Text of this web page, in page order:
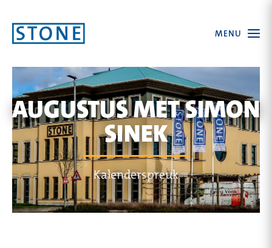
Ga
naar
Open
the
MENU
AUGUSTUS MET SIMON
SINEK
Kalenderspreuk